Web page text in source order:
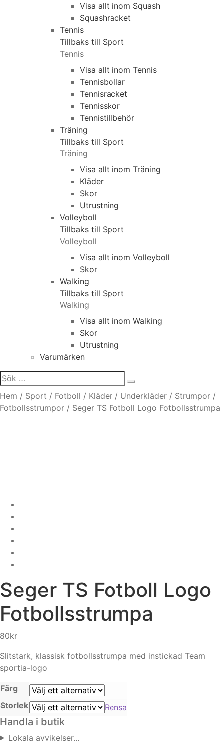
Visa allt inom Squash
Squashracket
Tennis
Tillbaks till Sport
Tennis
Visa allt inom Tennis
Tennisbollar
Tennisracket
Tennisskor
Tennistillbehör
Träning
Tillbaks till Sport
Träning
Visa allt inom Träning
Kläder
Skor
Utrustning
Volleyboll
Tillbaks till Sport
Volleyboll
Visa allt inom Volleyboll
Skor
Walking
Tillbaks till Sport
Walking
Visa allt inom Walking
Skor
Utrustning
Varumärken
Sök
efter:
Hem / Sport / Fotboll / Kläder / Underkläder / Strumpor /
Fotbollsstrumpor / Seger TS Fotboll Logo Fotbollsstrumpa
Seger TS Fotboll Logo
Fotbollsstrumpa
80kr
Slitstark, klassisk fotbollsstrumpa med instickad Team
sportia-logo
Färg
Storlek
Rensa
Handla i butik
Lokala avvikelser...